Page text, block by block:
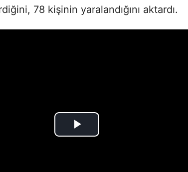
78 kişinin yaralandığını aktardı.